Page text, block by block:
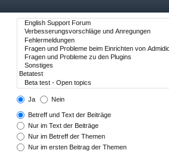
Ja Nein
Betreff und Text der Beiträge
Nur im Text der Beiträge
Nur im Betreff der Themen
Nur im ersten Beitrag der Themen